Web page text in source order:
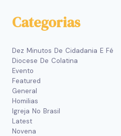
Categorias
Dez Minutos De Cidadania E Fé
Diocese De Colatina
Evento
Featured
General
Homilias
Igreja No Brasil
Latest
Novena